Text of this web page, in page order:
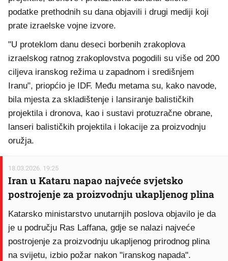
podatke prethodnih su dana objavili i drugi mediji koji
prate izraelske vojne izvore.
"U proteklom danu deseci borbenih zrakoplova
izraelskog ratnog zrakoplovstva pogodili su više od 200
ciljeva iranskog režima u zapadnom i središnjem
Iranu", priopćio je IDF. Među metama su, kako navode,
bila mjesta za skladištenje i lansiranje balističkih
projektila i dronova, kao i sustavi protuzračne obrane,
lanseri balističkih projektila i lokacije za proizvodnju
oružja.
18.03.2026. 19:25
Iran u Kataru napao najveće svjetsko
postrojenje za proizvodnju ukapljenog plina
Katarsko ministarstvo unutarnjih poslova objavilo je da
je u području Ras Laffana, gdje se nalazi najveće
postrojenje za proizvodnju ukapljenog prirodnog plina
na svijetu, izbio požar nakon "iranskog napada".